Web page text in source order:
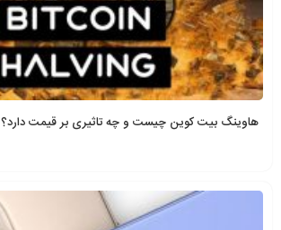
هاوینگ بیت کوین چیست و چه تاثیری بر قیمت دارد؟